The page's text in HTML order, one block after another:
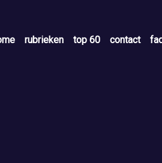
rubrieken top 60 contact